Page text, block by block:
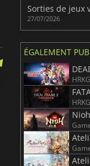
27/07/2026
ÉGALEMENT